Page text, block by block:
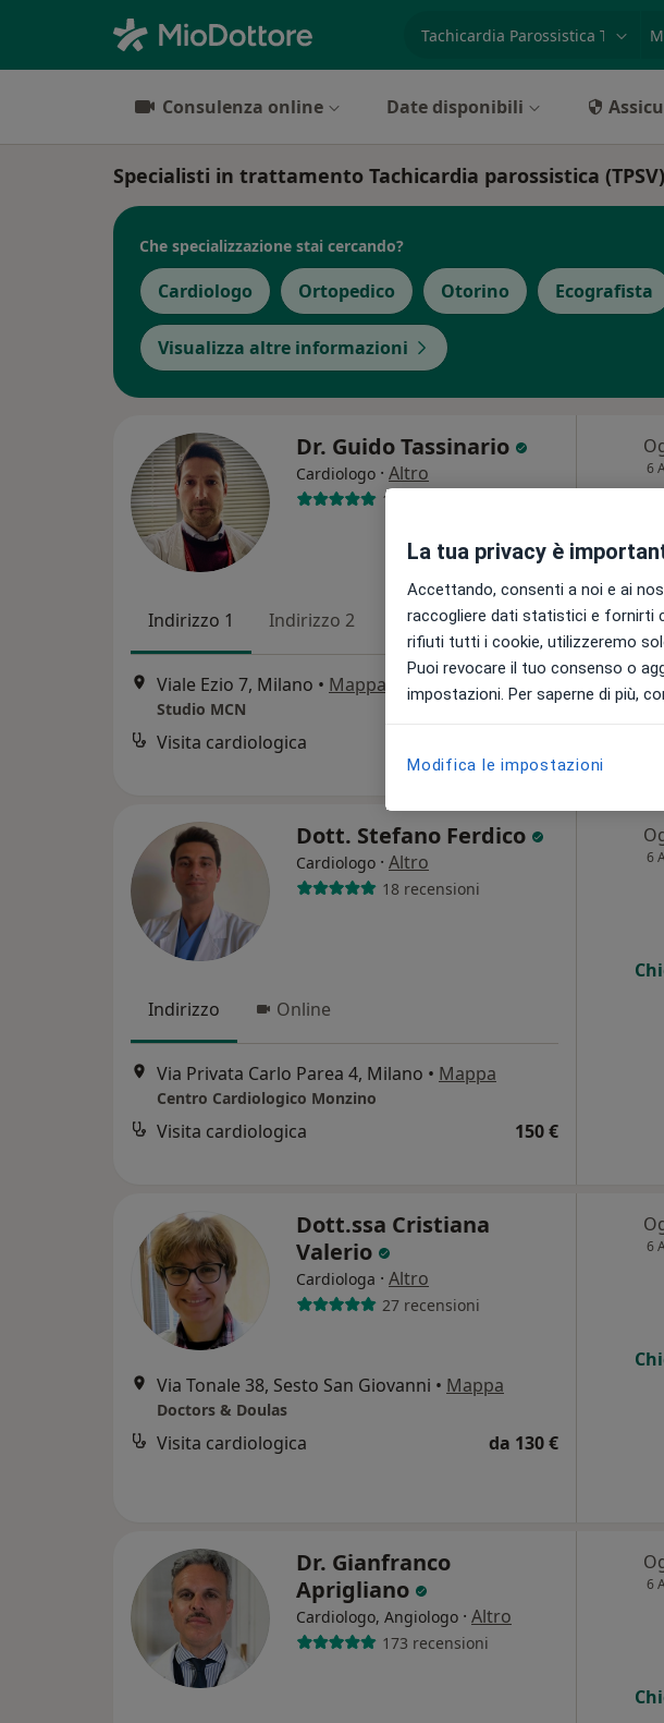
Consulenza online Date disponibili
Specialisti in trattamento Tachicardia parossistica
Che specializzazione stai cercando?
Cardiologo Ortopedico Otorino Ecografista
Visualizza altre informazioni
Dr. Guido Tassinario
Cardiologo · Altro
170 recensioni
Indirizzo 1 Indirizzo 2 Indirizzo 3
Viale Ezio 7, Milano • Mappa
Studio MCN
Visita cardiologica
6
Dott. Stefano Ferdico
Cardiologo · Altro
18 recensioni
Indirizzo Online
Via Privata Carlo Parea 4, Milano • Mappa
Centro Cardiologico Monzino
Visita cardiologica 150 €
6
Dott.ssa Cristiana
Valerio
Cardiologa · Altro
27 recensioni
Via Tonale 38, Sesto San Giovanni • Mappa
Doctors & Doulas
Visita cardiologica da 130 €
6
Dr. Gianfranco
Aprigliano
Cardiologo, Angiologo · Altro
173 recensioni
6
La tua privacy è
Accettando, consenti a noi e ai
raccogliere dati statistici e fornirti
rifiuti tutti i cookie, utilizzeremo
Puoi revocare il tuo consenso o
impostazioni. Per saperne di più,
Modifica le impostazioni